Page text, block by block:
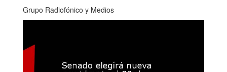
Grupo Radiofónico y Medios